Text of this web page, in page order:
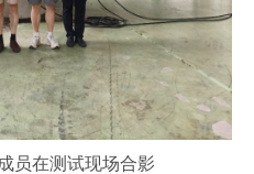
员在测试现场合影